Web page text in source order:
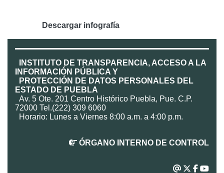
Descargar infografía
INSTITUTO DE TRANSPARENCIA, ACCESO A LA
INFORMACIÓN PÚBLICA Y
PROTECCIÓN DE DATOS PERSONALES DEL
ESTADO DE PUEBLA
Av. 5 Ote. 201 Centro Histórico Puebla, Pue. C.P.
72000 Tel.(222) 309 6060
Horario: Lunes a Viernes 8:00 a.m. a 4:00 p.m.
ÓRGANO INTERNO DE CONTROL